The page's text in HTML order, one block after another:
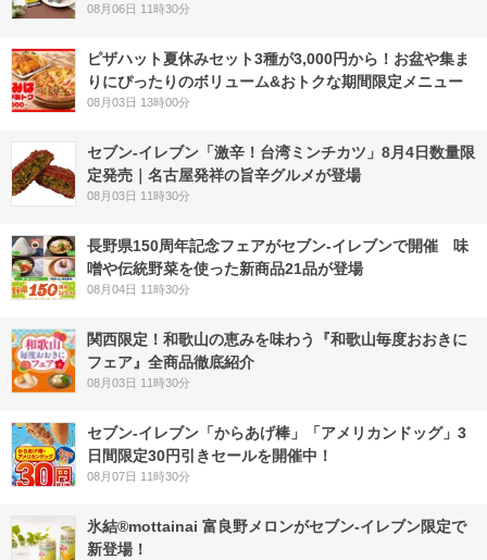
08月06日 11時30分
ピザハット夏休みセット3種が3,000円から！お盆や集ま
りにぴったりのボリューム&おトクな期間限定メニュー
08月03日 13時00分
セブン-イレブン「激辛！台湾ミンチカツ」8月4日数量限
定発売｜名古屋発祥の旨辛グルメが登場
08月03日 11時30分
長野県150周年記念フェアがセブン-イレブンで開催 味
噌や伝統野菜を使った新商品21品が登場
08月04日 11時30分
関西限定！和歌山の恵みを味わう『和歌山毎度おおきに
フェア』全商品徹底紹介
08月03日 11時30分
セブン‐イレブン「からあげ棒」「アメリカンドッグ」3
日間限定30円引きセールを開催中！
08月07日 11時30分
氷結®mottainai 富良野メロンがセブン‐イレブン限定で
新登場！